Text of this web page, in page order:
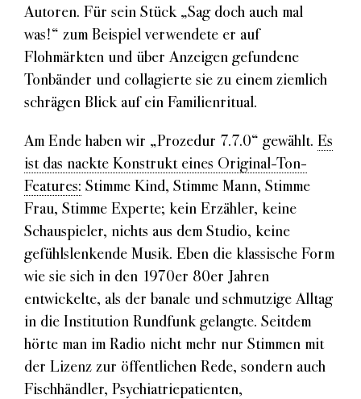
Autoren. Für sein Stück „Sag doch auch mal
was!“ zum Beispiel verwendete er auf
Flohmärkten und über Anzeigen gefundene
Tonbänder und collagierte sie zu einem ziemlich
schrägen Blick auf ein Familienritual.
Am Ende haben wir „Prozedur 7.7.0“ gewählt. Es
ist das nackte Konstrukt eines Original-Ton-
Features: Stimme Kind, Stimme Mann, Stimme
Frau, Stimme Experte; kein Erzähler, keine
Schauspieler, nichts aus dem Studio, keine
gefühlslenkende Musik. Eben die klassische Form
wie sie sich in den 1970er 80er Jahren
entwickelte, als der banale und schmutzige Alltag
in die Institution Rundfunk gelangte. Seitdem
hörte man im Radio nicht mehr nur Stimmen mit
der Lizenz zur öffentlichen Rede, sondern auch
Fischhändler, Psychiatriepatienten,